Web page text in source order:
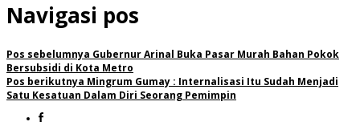
Navigasi pos
Pos sebelumnya Gubernur Arinal Buka Pasar Murah Bahan Pokok
Bersubsidi di Kota Metro
Pos berikutnya Mingrum Gumay : Internalisasi Itu Sudah Menjadi
Satu Kesatuan Dalam Diri Seorang Pemimpin